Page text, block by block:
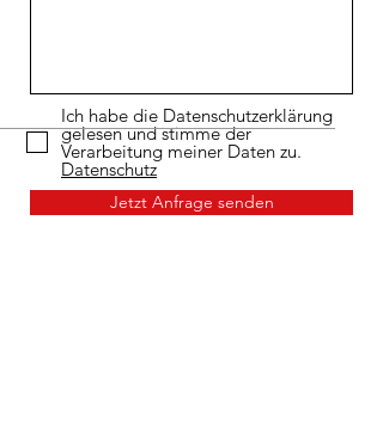
Ich habe die Datenschutzerklärung
gelesen und stimme der
Verarbeitung meiner Daten zu.
Datenschutz
Jetzt Anfrage senden